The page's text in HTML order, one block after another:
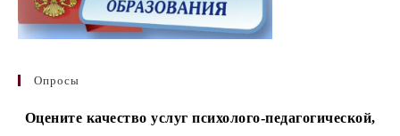
Опросы
Оцените качество услуг психолого-педагогической,